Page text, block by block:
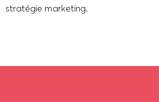
stratégie marketing.